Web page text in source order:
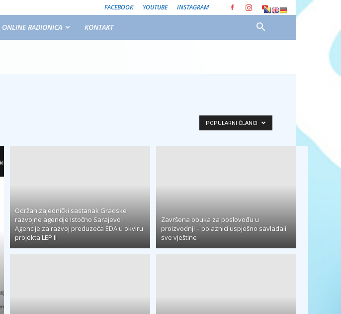
FACEBOOK YOUTUBE INSTAGRAM
ONLINE RADIONICA KONTAKT
POPULARNI ČLANCI
Održan zajednički sastanak Gradske
razvojne agencije Istočno Sarajevo i
Agencije za razvoj preduzeća EDA u okviru
projekta LEP II
Završena obuka za poslovođu u
proizvodnji – polaznici uspješno savladali
sve vještine